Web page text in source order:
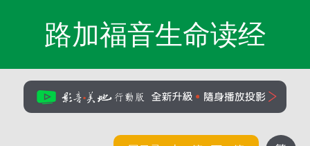
路加福音生命读经